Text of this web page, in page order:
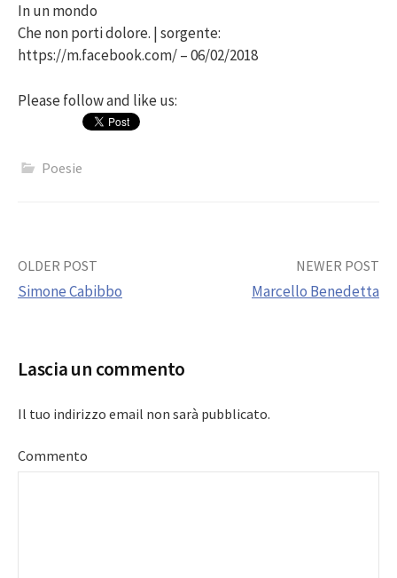
In un mondo
Che non porti dolore. | sorgente:
https://m.facebook.com/ – 06/02/2018
Please follow and like us:
Poesie
Post
OLDER POST
Simone Cabibbo
NEWER POST
Marcello Benedetta
Lascia un commento
Il tuo indirizzo email non sarà pubblicato.
Commento